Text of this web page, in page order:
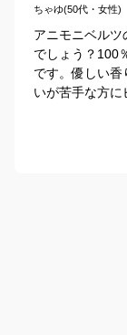
ちゃゆ(50代・女性)
アニモニベル
でしょう？100
です。優しい
いが苦手な方に